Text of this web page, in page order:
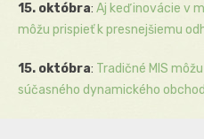
15. októbra: Aj keď inovácie v
môžu prispieť k presnejšiemu
15. októbra: Tradičné MIS
súčasného dynamického